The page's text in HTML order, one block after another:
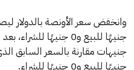
جنيهًا للبيع و0 جنيهًا للشراء.